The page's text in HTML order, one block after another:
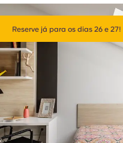
Localizações
Mais
English (GB)
English
Català
Italian
Reserve já para os dias 26 e 27!